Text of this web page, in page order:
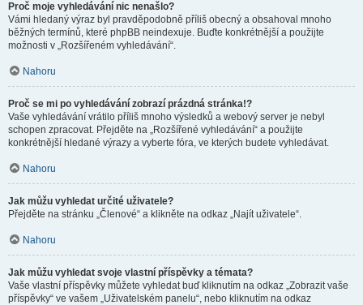
Proč moje vyhledávání nic nenašlo?
Vámi hledaný výraz byl pravděpodobně příliš obecný a obsahoval mnoho
běžných termínů, které phpBB neindexuje. Buďte konkrétnější a použijte
možnosti v „Rozšířeném vyhledávání“.
Nahoru
Proč se mi po vyhledávání zobrazí prázdná stránka!?
Vaše vyhledávání vrátilo příliš mnoho výsledků a webový server je nebyl
schopen zpracovat. Přejděte na „Rozšířené vyhledávání“ a použijte
konkrétnější hledané výrazy a vyberte fóra, ve kterých budete vyhledávat.
Nahoru
Jak můžu vyhledat určité uživatele?
Přejděte na stránku „Členové“ a klikněte na odkaz „Najít uživatele“.
Nahoru
Jak můžu vyhledat svoje vlastní příspěvky a témata?
Vaše vlastní příspěvky můžete vyhledat buď kliknutím na odkaz „Zobrazit vaše
příspěvky“ ve vašem „Uživatelském panelu“, nebo kliknutím na odkaz